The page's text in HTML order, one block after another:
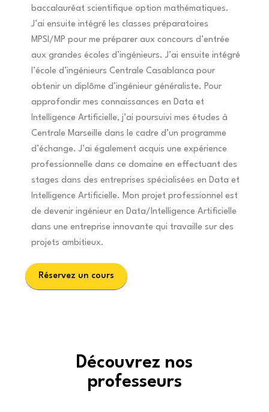
baccalauréat scientifique option mathématiques.
J’ai ensuite intégré les classes préparatoires
MPSI/MP pour me préparer aux concours d’entrée
aux grandes écoles d’ingénieurs. J’ai ensuite intégré
l’école d’ingénieurs Centrale Casablanca pour
obtenir un diplôme d’ingénieur généraliste. Pour
approfondir mes connaissances en Data et
Intelligence Artificielle, j’ai poursuivi mes études à
Centrale Marseille dans le cadre d’un programme
d’échange. J’ai également acquis une expérience
professionnelle dans ce domaine en effectuant des
stages dans des entreprises spécialisées en Data et
Intelligence Artificielle. Mon projet professionnel est
de devenir ingénieur en Data/Intelligence Artificielle
dans une entreprise innovante qui travaille sur des
projets ambitieux.
Réservez un cours
Découvrez nos
professeurs